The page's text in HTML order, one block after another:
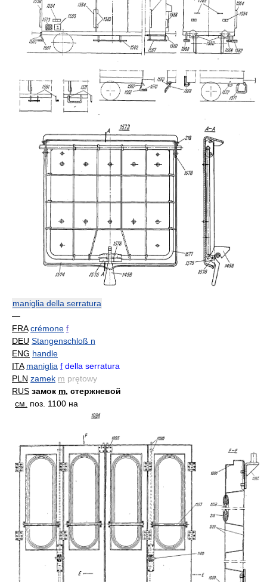
maniglia della serratura
—
FRA crémone f
DEU Stangenschloß n
ENG handle
ITA maniglia f della serratura
PLN zamek m prętowy
RUS замок m, стержневой
см. поз. 1100 на